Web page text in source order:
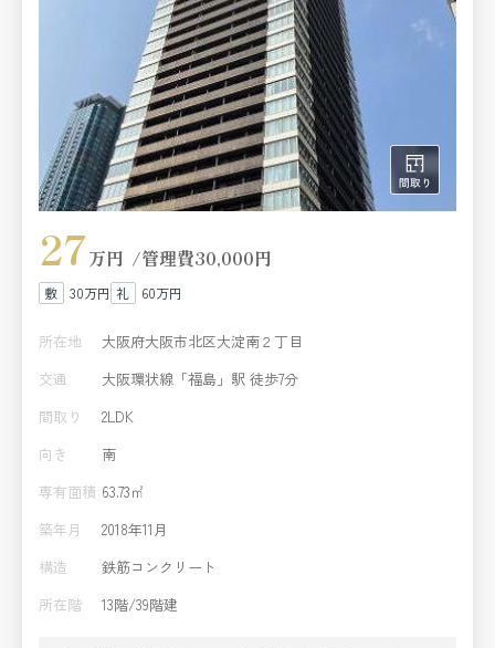
27万円 管理費30,000円
30万円 60万円
所在地
大阪府大阪市北区大淀南２丁目
交通
大阪環状線「福島」駅 徒歩7分
間取り
2LDK
向き
南
専有面積 63.73㎡
築年月
2018年11月
構造
鉄筋コンクリート
所在階
13階/39階建